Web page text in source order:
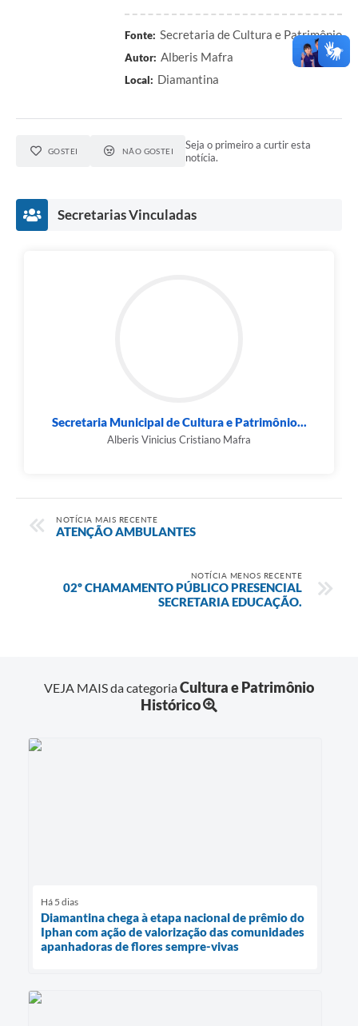
Fonte: Secretaria de Cultura e Patrimônio
Autor: Alberis Mafra
Local: Diamantina
GOSTEI NÃO GOSTEI
Seja o primeiro a curtir esta
notícia.
Secretarias Vinculadas
Secretaria Municipal de Cultura e Patrimônio...
Alberis Vinicius Cristiano Mafra
NOTÍCIA MAIS RECENTE
ATENÇÃO AMBULANTES
NOTÍCIA MENOS RECENTE
02º CHAMAMENTO PÚBLICO PRESENCIAL
SECRETARIA EDUCAÇÃO.
VEJA MAIS da categoriaCultura e Patrimônio
Histórico
Há 5 dias
Diamantina chega à etapa nacional de prêmio do
Iphan com ação de valorização das comunidades
apanhadoras de flores sempre-vivas